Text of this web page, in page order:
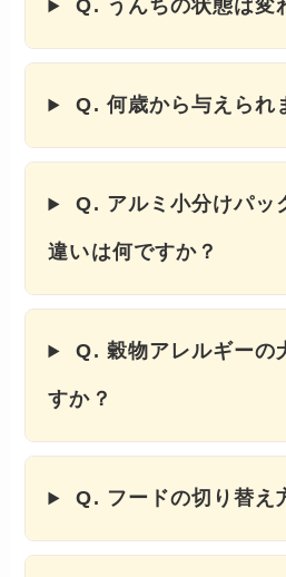
Q. うんちの状態は変
Q. 何歳から与えられ
Q. アルミ小分けパッ
違いは何ですか？
Q. 穀物アレルギーの
すか？
Q. フードの切り替え